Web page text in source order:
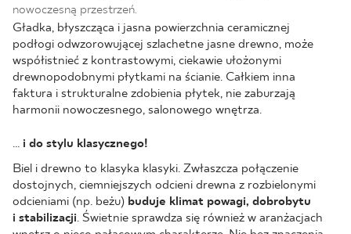
nowoczesną przestrzeń.
Gładka, błyszcząca i jasna powierzchnia ceramicznej
podłogi odwzorowującej szlachetne jasne drewno, może
współistnieć z kontrastowymi, ciekawie ułożonymi
drewnopodobnymi płytkami na ścianie. Całkiem inna
faktura i strukturalne zdobienia płytek, nie zaburzają
harmonii nowoczesnego, salonowego wnętrza.
… i do stylu klasycznego!
Biel i drewno to klasyka klasyki. Zwłaszcza połączenie
dostojnych, ciemniejszych odcieni drewna z rozbielonymi
odcieniami (np. beżu) buduje klimat powagi, dobrobytu
i stabilizacji. Świetnie sprawdza się również w aranżacjach